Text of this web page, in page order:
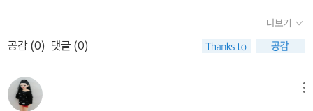
사람들을 대했다.p.255˝0.028키로그램의 황금을 얻으려면 흙을 얼
마나 퍼내야 할 것 같아요?˝˝한 1키로쯤?˝˝수십톤이에요˝˝에엑? 그
렇게나 많이요?˝˝달리 황금 채굴꾼이 아닌 걸요. 수십 톤의 흙에는 관
심이 없어요. 오직 0.028키로그램의 황금에만 집중할 뿐이죠.˝˝인간
관계도 이와 비슷하지 않을까요?˝p.256자신 안에 황금을 누군가 알
습니다. 저는 1권 읽고 2권 바로 읽었는데,1권의 내용처럼 독서습관을
잡고 권태로워질 때, 다시 읽어 볼 생각입니다. 2권 역시, 1권과 마찬
가지로 별점 가득입니다.
더보기
공감 (0) 댓글 (0)